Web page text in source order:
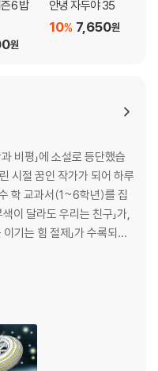
업을 가져야 할까요?
고요?
고요?
?
실로 변한다고요?
6 밥
원
안녕 자두야 35
7,650원
10%
비평」에 소설로 등단했습
시절 꿈인 작가가 되어 하루
학 교과서(1~6학년)를 집
이 달라도 우리는 친구」가,
기는 힘 절제」가 수록되어
『신통방통 수학 시리즈』,